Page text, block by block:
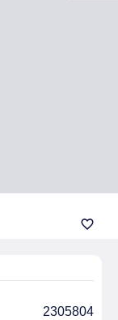
favorite_border
2305804